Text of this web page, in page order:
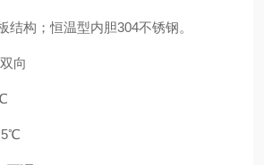
结构；恒温型内胆304不锈钢。
向